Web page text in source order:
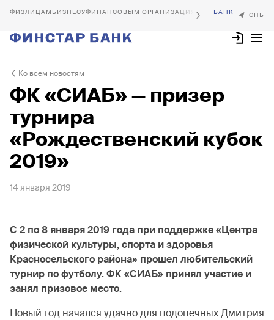
БИЗНЕСУФИНАНСОВЫМ ОРГАНИЗАЦИЯМ
Ко всем новостям
ФК «СИАБ» — призер
турнира
«Рождественский кубок
2019»
14 января 2019
С 2 по 8 января 2019 года при поддержке «Центра
физической культуры, спорта и здоровья
Красносельского района» прошел любительский
турнир по футболу. ФК «СИАБ» принял участие и
занял призовое место.
Новый год начался удачно для подопечных Дмитрия